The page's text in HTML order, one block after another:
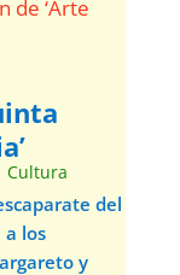
Cultura
del
los
y